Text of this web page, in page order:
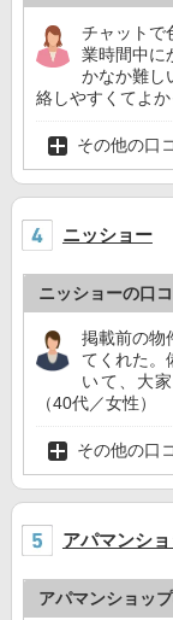
チャットで
業時間中に
かなか難し
絡しやすくてよか
その他の口
ニッショー
ニッショーの口
掲載前の物
てくれた。
いて、大
（40代／女性）
その他の口
アパマンシ
アパマンショッ